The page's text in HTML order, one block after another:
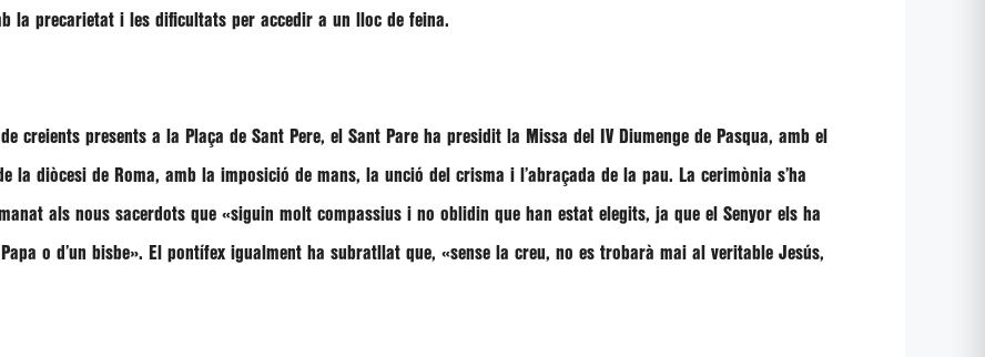
la precarietat i les dificultats per accedir a un lloc de feina.
creients presents a la Plaça de Sant Pere, el Sant Pare ha presidit la Missa del IV Diumenge de Pasqua, amb el
la diòcesi de Roma, amb la imposició de mans, la unció del crisma i l’abraçada de la pau. La cerimònia s’ha
als nous sacerdots que «siguin molt compassius i no oblidin que han estat elegits, ja que el Senyor els ha
o d’un bisbe». El pontífex igualment ha subratllat que, «sense la creu, no es trobarà mai al veritable Jesús,